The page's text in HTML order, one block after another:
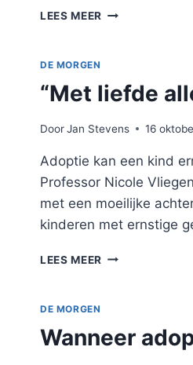
LEES MEER “MEER
BEHOEFTE
EEN
OVER
ADOPTIE”
DE MORGEN
“Met liefde
DoorJan Stevens 16
Adoptie kan een kind
Professor Nicole
met een moeilijke
kinderen met ernstige
LEES MEER “MET
HET
DE MORGEN
Wanneer